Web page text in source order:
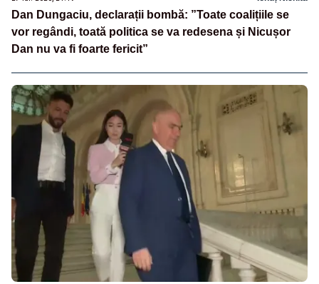
Dan Dungaciu, declarații bombă: ”Toate coalițiile se
vor regândi, toată politica se va redesena și Nicușor
Dan nu va fi foarte fericit”